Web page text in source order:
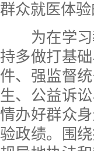
群众就医体验
为在学习
持多做打基
件、强监督
生、公益诉
情办好群众
验政绩。围